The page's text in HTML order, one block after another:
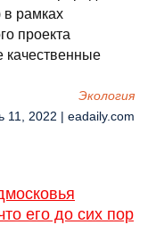
в рамках
проекта
качественные
Экология
11, 2022 | eadaily.com
его до сих пор